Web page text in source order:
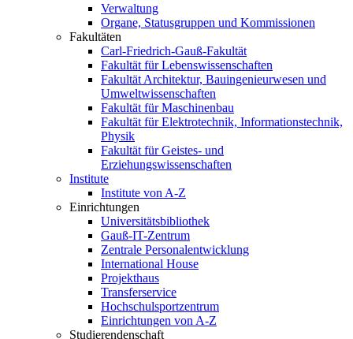
Verwaltung
Organe, Statusgruppen und Kommissionen
Fakultäten
Carl-Friedrich-Gauß-Fakultät
Fakultät für Lebenswissenschaften
Fakultät Architektur, Bauingenieurwesen und
Umweltwissenschaften
Fakultät für Maschinenbau
Fakultät für Elektrotechnik, Informationstechnik,
Physik
Fakultät für Geistes- und
Erziehungswissenschaften
Institute
Institute von A-Z
Einrichtungen
Universitätsbibliothek
Gauß-IT-Zentrum
Zentrale Personalentwicklung
International House
Projekthaus
Transferservice
Hochschulsportzentrum
Einrichtungen von A-Z
Studierendenschaft